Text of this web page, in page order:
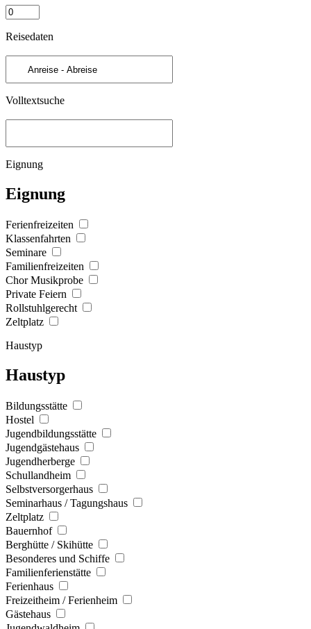
Reisedaten
Volltextsuche
Eignung
Eignung
Ferienfreizeiten
Klassenfahrten
Seminare
Familienfreizeiten
Chor Musikprobe
Private Feiern
Rollstuhlgerecht
Zeltplatz
Haustyp
Haustyp
Bildungsstätte
Hostel
Jugendbildungsstätte
Jugendgästehaus
Jugendherberge
Schullandheim
Selbstversorgerhaus
Seminarhaus / Tagungshaus
Zeltplatz
Bauernhof
Berghütte / Skihütte
Besonderes und Schiffe
Familienferienstätte
Ferienhaus
Freizeitheim / Ferienheim
Gästehaus